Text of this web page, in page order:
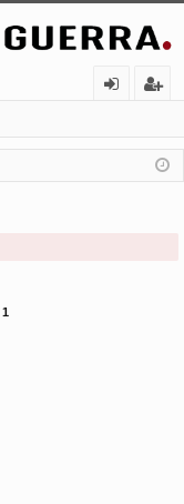
nt
ifi
ist
ra
1